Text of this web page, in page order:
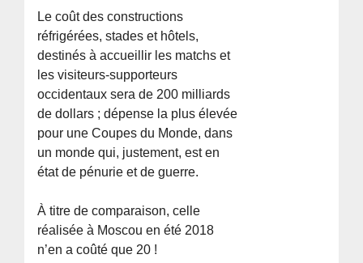
Le coût des constructions
réfrigérées, stades et hôtels,
destinés à accueillir les matchs et
les visiteurs-supporteurs
occidentaux sera de 200 milliards
de dollars ; dépense la plus élevée
pour une Coupes du Monde, dans
un monde qui, justement, est en
état de pénurie et de guerre.
À titre de comparaison, celle
réalisée à Moscou en été 2018
n’en a coûté que 20 !